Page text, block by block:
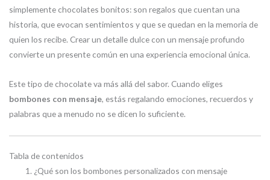
simplemente chocolates bonitos: son regalos que cuentan una
historia, que evocan sentimientos y que se quedan en la memoria de
quien los recibe. Crear un detalle dulce con un mensaje profundo
convierte un presente común en una experiencia emocional única.
Este tipo de chocolate va más allá del sabor. Cuando eliges
bombones con mensaje, estás regalando emociones, recuerdos y
palabras que a menudo no se dicen lo suficiente.
Tabla de contenidos
¿Qué son los bombones personalizados con mensaje